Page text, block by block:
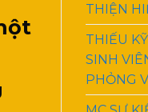
THIỆN
THIẾU
SINH
PHỎNG